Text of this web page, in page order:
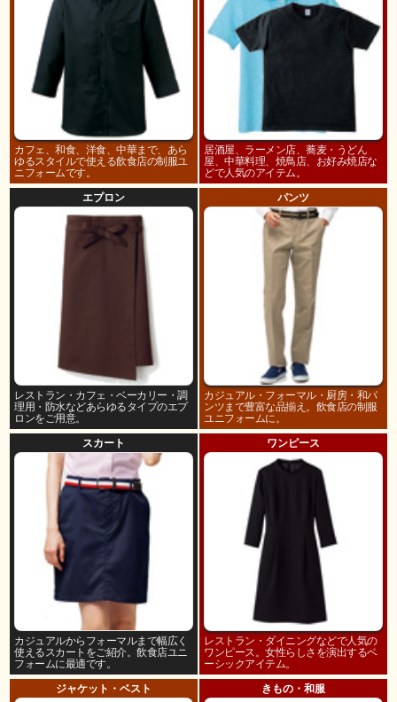
カフェ、和食、洋食、中華まで、あら
ゆるスタイルで使える飲食店の制服ユ
ニフォームです。
居酒屋、ラーメン店、蕎麦・うどん
屋、中華料理、焼鳥店、お好み焼店な
どで人気のアイテム。
エプロン
レストラン・カフェ・ベーカリー・調
理用・防水などあらゆるタイプのエプ
ロンをご用意。
パンツ
カジュアル・フォーマル・厨房・和パ
ンツまで豊富な品揃え。飲食店の制服
ユニフォームに。
スカート
カジュアルからフォーマルまで幅広く
使えるスカートをご紹介。飲食店ユニ
フォームに最適です。
ワンピース
レストラン・ダイニングなどで人気の
ワンピース。女性らしさを演出するベ
ーシックアイテム。
ジャケット・ベスト
きもの・和服